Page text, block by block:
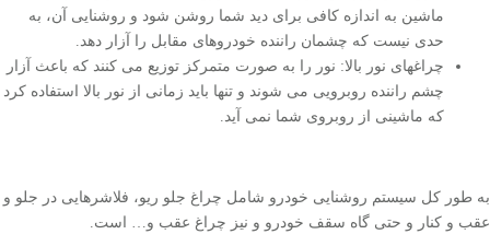
ماشین به اندازه کافی برای دید شما روشن شود و روشنایی آن، به
حدی نیست که چشمان راننده خودروهای مقابل را آزار دهد.
چراغهای نور بالا: نور را به صورت متمرکز توزیع می کنند که باعث آزار
چشم راننده روبرویی می شوند و تنها باید زمانی از نور بالا استفاده کرد
که ماشینی از روبروی شما نمی آید.
به طور کل سیستم روشنایی خودرو شامل چراغ جلو ریو، فلاشرهایی در جلو و
عقب و کنار و حتی گاه سقف خودرو و نیز چراغ‌ عقب و… است.